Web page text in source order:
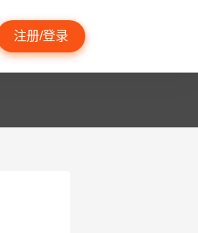
注册/登录